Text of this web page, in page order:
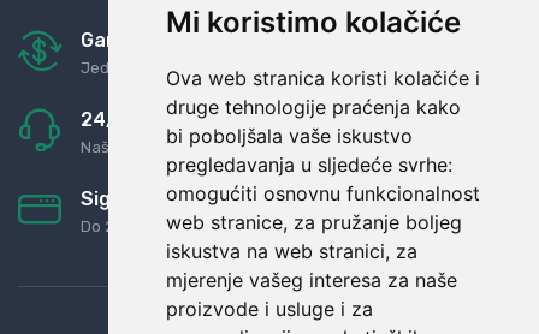
Mi koristimo kolačiće
Ova web stranica koristi kolačiće i
druge tehnologije praćenja kako
bi poboljšala vaše iskustvo
pregledavanja u sljedeće svrhe:
omogućiti osnovnu funkcionalnost
web stranice, za pružanje boljeg
iskustva na web stranici, za
mjerenje vašeg interesa za naše
proizvode i usluge i za
Garancija u povrat novaca
Jednostavno pravilo: Roba za novac
24/7 odlična podrška
Naši agenti uvijek na raspolaganju
Sigurno obročno plaćanje
Do 24 rata bez kamata